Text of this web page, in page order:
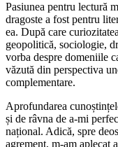
Pasiunea pentru lectură
dragoste a fost pentru
ea. După care
geopolitică, sociologie,
vorba despre domeniile
văzută din perspectiva
complementare.
Aprofundarea
și de râvna de a-mi
național. Adică, spre
agrement, m-am aplecat